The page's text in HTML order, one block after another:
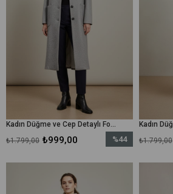
Kadın Düğme ve Cep Detaylı Fox Kaban - 15220KBN - Koyu Gri
₺999,00
₺1.799,00
%44
₺1.799,00